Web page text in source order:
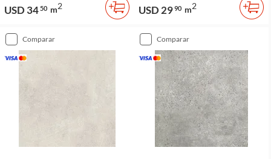
USD 3450 m2 USD 2990 m2
comparar comparar